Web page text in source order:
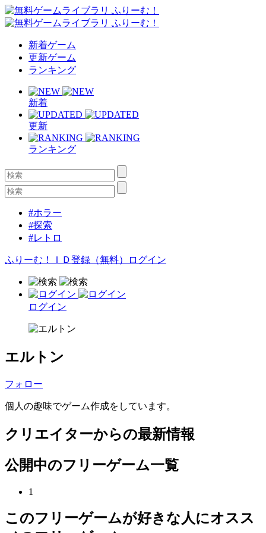
新着ゲーム
更新ゲーム
ランキング
新着
更新
ランキング
#ホラー
#探索
#レトロ
ふりーむ！ＩＤ登録（無料） ログイン
ログイン
エルトン
フォロー
個人の趣味でゲーム作成をしています。
クリエイターからの最新情報
公開中のフリーゲーム一覧
1
このフリーゲームが好きな人にオスス